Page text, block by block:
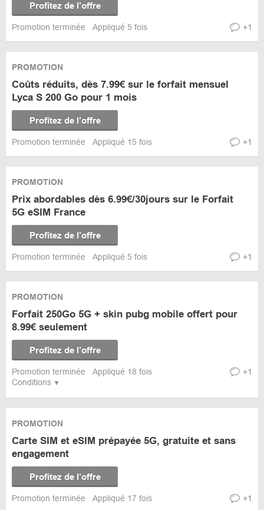
Profitez de l’offre
Promotion terminée Appliqué 5 fois +1
PROMOTION
Coûts réduits, dès 7.99€ sur le forfait mensuel
Lyca S 200 Go pour 1 mois
Profitez de l’offre
Promotion terminée Appliqué 15 fois +1
PROMOTION
Prix abordables dès 6.99€/30jours sur le Forfait
5G eSIM France
Profitez de l’offre
Promotion terminée Appliqué 5 fois +1
Conditions
PROMOTION
Forfait 250Go 5G + skin pubg mobile offert pour
8.99€ seulement
Profitez de l’offre
Promotion terminée Appliqué 18 fois +1
PROMOTION
Carte SIM et eSIM prépayée 5G, gratuite et sans
engagement
Profitez de l’offre
Promotion terminée Appliqué 17 fois +1